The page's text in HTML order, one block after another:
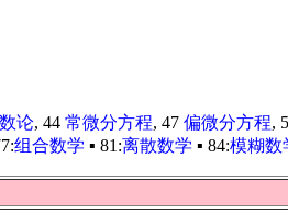
论, 44 常微分方程, 47 偏微分方程,
组合数学 ▪ 81:离散数学 ▪ 84:模糊数